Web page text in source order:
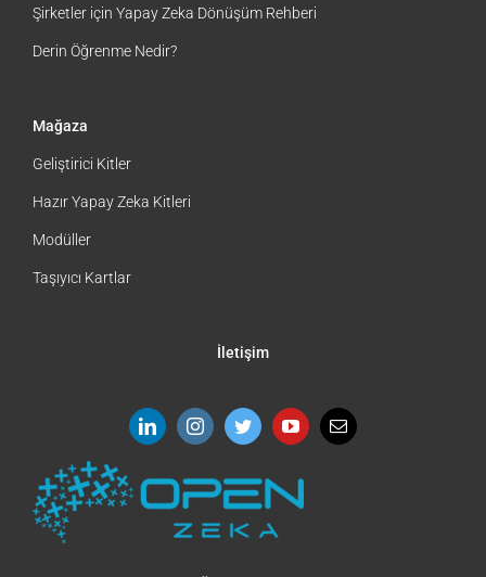
Yapay Zeka Eğitimi
Şirketler için Yapay Zeka Dönüşüm Rehberi
Mağaza
Geliştirici Kitler
Hazır Yapay Zeka Kitleri
Modüller